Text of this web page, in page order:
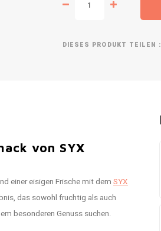
DIESES PRODUKT TEILEN :
von SYX
einer eisigen Frische mit dem SYX
das sowohl fruchtig als auch
besonderen Genuss suchen.